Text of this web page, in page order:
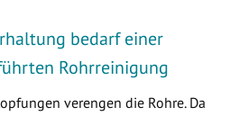
bedarf einer
Rohrreinigung
verengen die Rohre. Da